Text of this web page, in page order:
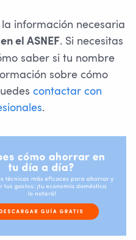
información necesaria
el ASNEF. Si necesitas
saber si tu nombre
sobre cómo
contactar con
.